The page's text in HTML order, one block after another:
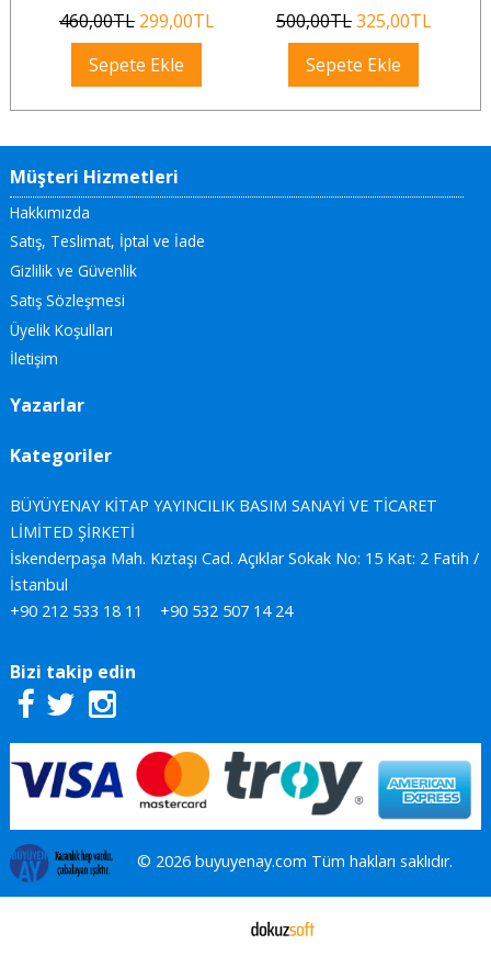
460,00TL 299,00TL
Sepete Ekle
500,00TL325,00TL
Sepete Ekle
Müşteri Hizmetleri
Hakkımızda
Satış, Teslimat, İptal ve İade
Gizlilik ve Güvenlik
Satış Sözleşmesi
Üyelik Koşulları
İletişim
Yazarlar
Kategoriler
BÜYÜYENAY KİTAP YAYINCILIK BASIM SANAYİ VE TİCARET
LİMİTED ŞİRKETİ
İskenderpaşa Mah. Kıztaşı Cad. Açıklar Sokak No: 15 Kat: 2 Fatih /
İstanbul
+90 212 533 18 11
+90 532 507 14 24
Bizi takip edin
© 2026 buyuyenay.com Tüm hakları saklıdır.